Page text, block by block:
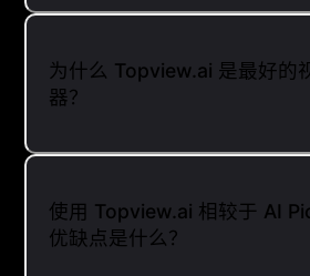
为什么 Topview.ai 是最好的
器？
使用 Topview.ai 相较于 AI
优缺点是什么？